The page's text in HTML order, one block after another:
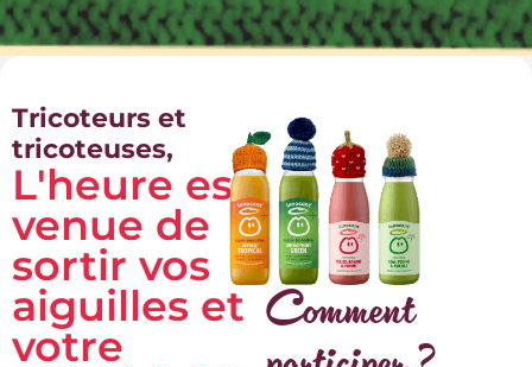
Tricoteurs et
tricoteuses,
L'heure est
venue de
sortir vos
aiguilles et
votre
Comment